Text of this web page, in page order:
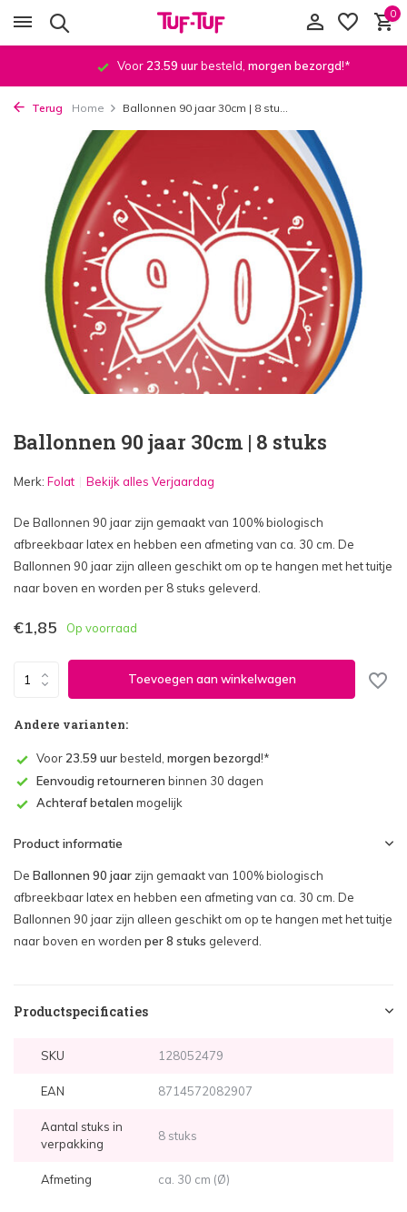
0
Voor23.59 uur besteld,morgen bezorgd!*
Terug Home Ballonnen 90 jaar 30cm | 8 stu...
Ballonnen 90 jaar 30cm | 8 stuks
Merk: Folat Bekijk alles Verjaardag
De Ballonnen 90 jaar zijn gemaakt van 100% biologisch
afbreekbaar latex en hebben een afmeting van ca. 30 cm. De
Ballonnen 90 jaar zijn alleen geschikt om op te hangen met het tuitje
naar boven en worden per 8 stuks geleverd.
€1,85 Op voorraad
Toevoegen aan winkelwagen
Andere varianten:
Voor 23.59 uurbesteld, morgen bezorgd!*
Eenvoudig retourneren binnen 30 dagen
Achteraf betalen mogelijk
Product informatie
De Ballonnen 90 jaar zijn gemaakt van 100% biologisch
afbreekbaar latex en hebben een afmeting van ca. 30 cm. De
Ballonnen 90 jaar zijn alleen geschikt om op te hangen met het tuitje
naar boven en worden per 8 stuks geleverd.
Productspecificaties
SKU 128052479
EAN 8714572082907
Aantal stuks in
verpakking
8 stuks
Afmeting ca. 30 cm (Ø)